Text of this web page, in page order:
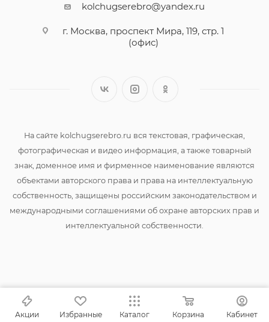
kolchugserebro@yandex.ru
г. Москва, проспект Мира, 119, стр. 1
(офис)
На сайте kolchugserebro.ru вся текстовая, графическая,
фотографическая и видео информация, а также товарный
знак, доменное имя и фирменное наименование являются
объектами авторского права и права на интеллектуальную
собственность, защищены российским законодательством и
международными соглашениями об охране авторских прав и
интеллектуальной собственности.
Акции Избранные Каталог Корзина Кабинет